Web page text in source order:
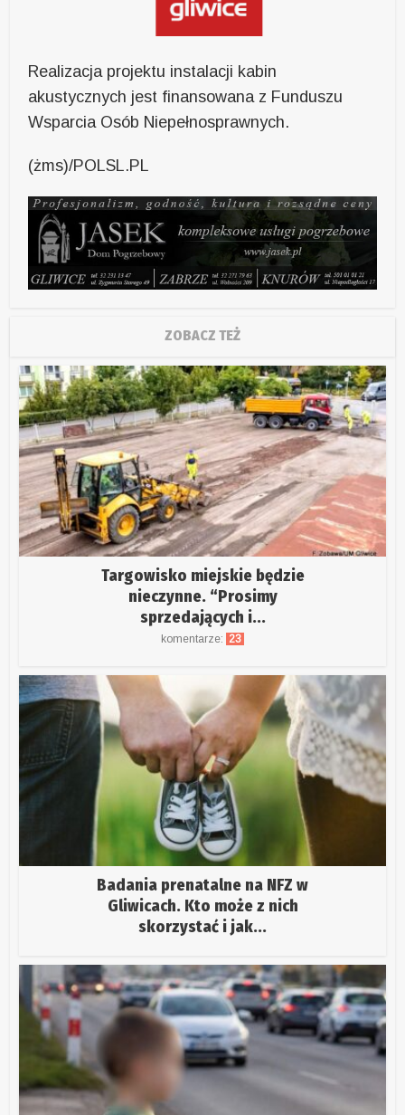
Realizacja projektu instalacji kabin
akustycznych jest finansowana z Funduszu
Wsparcia Osób Niepełnosprawnych.
(żms)/POLSL.PL
ZOBACZ TEŻ
Targowisko miejskie będzie
nieczynne. “Prosimy
sprzedających i...
komentarze: 23
Badania prenatalne na NFZ w
Gliwicach. Kto może z nich
skorzystać i jak...